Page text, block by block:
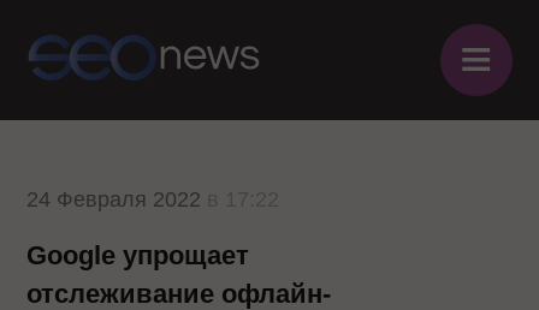
≡
24 Февраля 2022
Google упрощает
отслеживание офлайн-